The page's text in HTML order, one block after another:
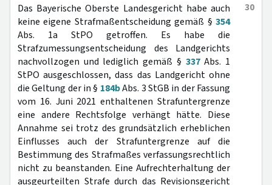
30
Das Bayerische Oberste Landesgericht habe auch
keine eigene Strafmaßentscheidung gemäß § 354
Abs. 1a StPO getroffen. Es habe die
Strafzumessungsentscheidung des Landgerichts
nachvollzogen und lediglich gemäß § 337Abs. 1
StPO ausgeschlossen, dass das Landgericht ohne
die Geltung der in § 184bAbs. 3 StGB in der Fassung
vom 16. Juni 2021 enthaltenen Strafuntergrenze
eine andere Rechtsfolge verhängt hätte. Diese
Annahme sei trotz des grundsätzlich erheblichen
Einflusses auch der Strafuntergrenze auf die
Bestimmung des Strafmaßes verfassungsrechtlich
nicht zu beanstanden. Eine Aufrechterhaltung der
ausgeurteilten Strafe durch das Revisionsgericht